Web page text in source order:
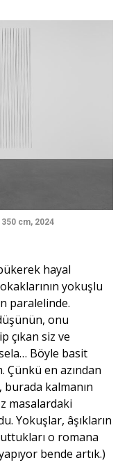
350 cm, 2024
hayal
yokuşlu
paralelinde.
onu
çıkan siz ve
Böyle basit
en azından
kalmanın
masalardaki
Yokuşlar, âşıkların
o romana
bende artık.)